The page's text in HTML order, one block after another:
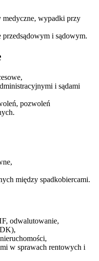
medyczne, wypadki przy
przedsądowym i sądowym.
i sądami
pozwoleń
między spadkobiercami.
odwalutowanie,
w sprawach rentowych i